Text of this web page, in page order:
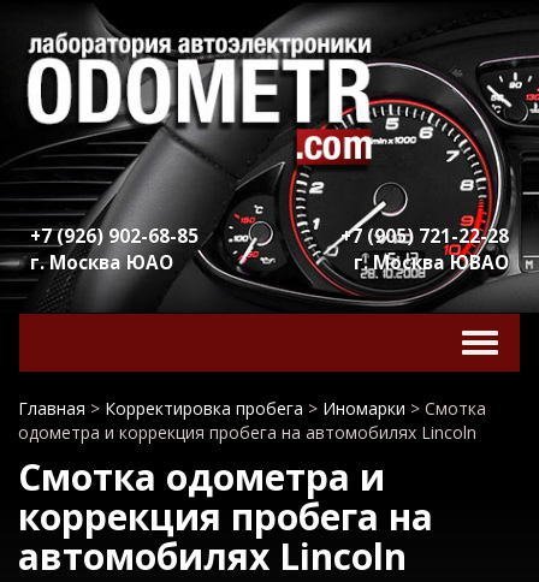
+7 (926) 902-68-85
г. Москва ЮАО
+7 (905) 721-22-28
г. Москва ЮВАО
Главная > Корректировка пробега > Иномарки > Смотка
одометра и коррекция пробега на автомобилях Lincoln
Смотка одометра и
коррекция пробега на
автомобилях Lincoln